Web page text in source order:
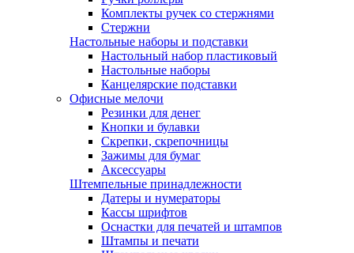
Комплекты ручек со стержнями
Стержни
Настольные наборы и подставки
Настольный набор пластиковый
Настольные наборы
Канцелярские подставки
Офисные мелочи
Резинки для денег
Кнопки и булавки
Скрепки, скрепочницы
Зажимы для бумаг
Аксессуары
Штемпельные принадлежности
Датеры и нумераторы
Кассы шрифтов
Оснастки для печатей и штампов
Штампы и печати